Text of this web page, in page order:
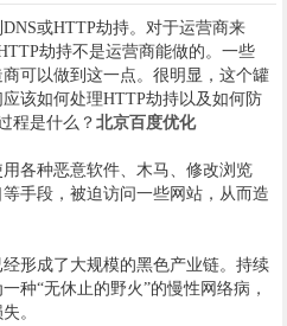
或HTTP劫持。对于运营商来
劫持不是运营商能做的。一些
可以做到这一点。很明显，这个罐
该如何处理HTTP劫持以及如何防
程是什么？北京百度优化
各种恶意软件、木马、修改浏览
手段，被迫访问一些网站，从而造
形成了大规模的黑色产业链。持续
种“无休止的野火”的慢性网络病，
。